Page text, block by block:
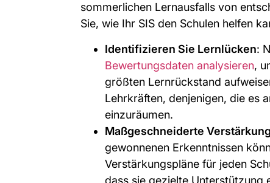
sommerlichen Lernausfalls von
Sie, wie Ihr SIS den Schulen helfen
Identifizieren Sie Lernlücken:
Bewertungsdaten analysieren,
größten Lernrückstand
Lehrkräften, denjenigen, die es
einzuräumen.
Maßgeschneiderte
gewonnenen Erkenntnissen
Verstärkungspläne für jeden
dass sie gezielte Unterstützung